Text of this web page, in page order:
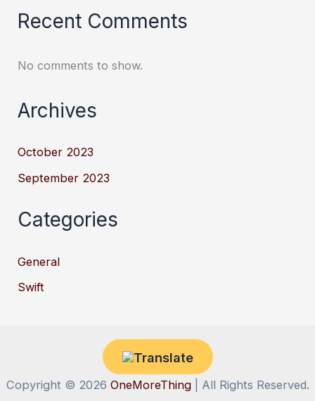
Recent Comments
No comments to show.
Archives
October 2023
September 2023
Categories
General
Swift
Copyright © 2026 OneMoreThing| All Rights Reserved.